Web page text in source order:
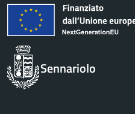
Sennariolo